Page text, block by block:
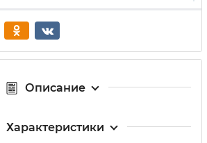
Описание
Характеристики